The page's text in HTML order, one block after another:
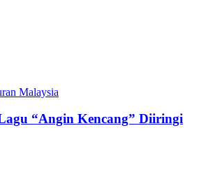
Malaysia
“Angin Kencang” Diiringi